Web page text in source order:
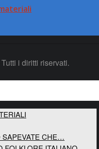
i diritti riservati.
SAPEVATE CHE…